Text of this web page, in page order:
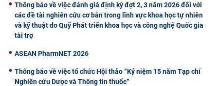
Thông báo về việc đánh giá định kỳ đợt 2, 3 năm 2026 đối với
các đề tài nghiên cứu cơ bản trong lĩnh vực khoa học tự nhiên
và kỹ thuật do Quỹ Phát triển khoa học và công nghệ Quốc gia
tài trợ
ASEAN PharmNET 2026
Thông báo về việc tổ chức Hội thảo “Kỷ niệm 15 năm Tạp chí
Nghiên cứu Dược và Thông tin thuốc”